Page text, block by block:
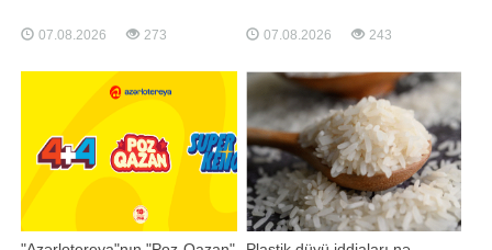
adının çəkilməsini istəməyən
vətəndaş müraciət edib. Tibb
kosmetoloq Ülviyyə İlyasova
07.08.2026 273
vəzifəsindən geri çağırılıb.
"Qafqazinfo" xəbər verir ki, bu
Sərəncam imzalayıb. Qeyd edək ki,
Bakı Dövlət Universitetinin (BDU)
sabiq rektoru Abel Məhərrəmovu
07.08.2026 243